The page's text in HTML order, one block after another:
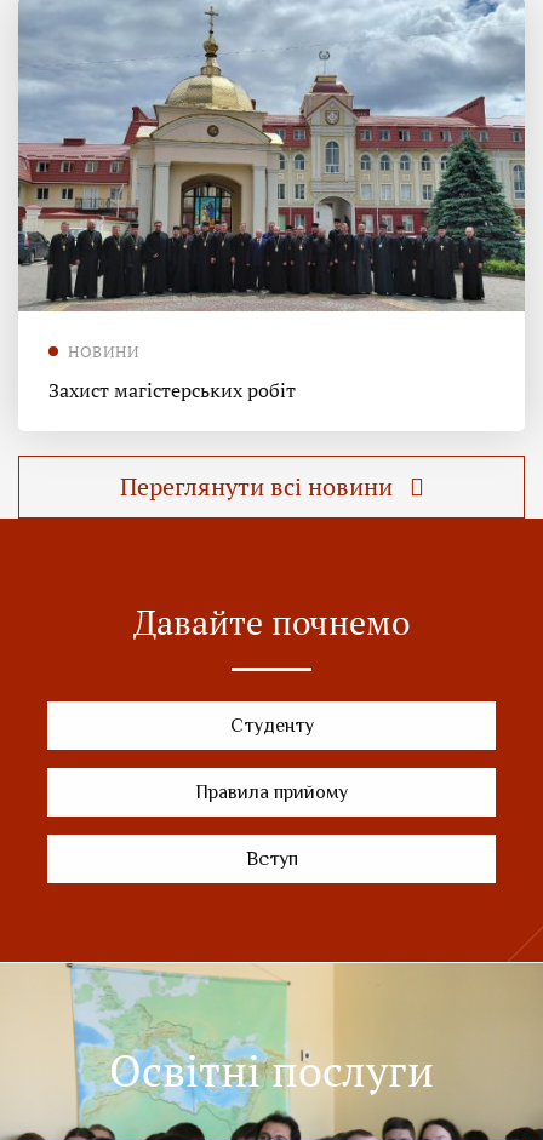
НОВИНИ
Захист магістерських робіт
Переглянути всі новини
Давайте почнемо
Студенту
Правила прийому
Вступ
Освітні послуги